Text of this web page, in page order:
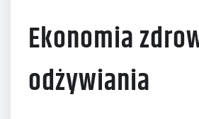
Ekonomia
odżywiania